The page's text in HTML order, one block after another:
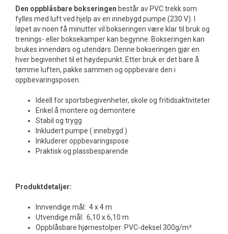
Den oppblåsbare bokseringen består av PVC trekk som
fylles med luft ved hjelp av en innebygd pumpe (230 V). I
løpet av noen få minutter vil bokseringen være klar til bruk og
trenings- eller boksekamper kan begynne. Bokseringen kan
brukes innendørs og utendørs. Denne bokseringen gjør en
hver begivenhet til et høydepunkt. Etter bruk er det bare å
tømme luften, pakke sammen og oppbevare den i
oppbevaringsposen.
Ideell for sportsbegivenheter, skole og fritidsaktiviteter
Enkel å montere og demontere
Stabil og trygg
Inkludert pumpe ( innebygd )
Inkluderer oppbevaringspose
Praktisk og plassbesparende
Produktdetaljer:
Innvendige mål: 4 x 4 m
Utvendige mål: 6,10 x 6,10 m
Oppblåsbare hjørnestolper: PVC-deksel 300g/m²